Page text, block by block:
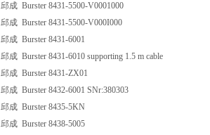
邱成 Burster 8431-5500-V0001000
邱成 Burster 8431-5500-V000I000
邱成 Burster 8431-6001
邱成 Burster 8431-6010 supporting 1.5 m cable
邱成 Burster 8431-ZX01
邱成 Burster 8432-6001 SNr:380303
邱成 Burster 8435-5KN
邱成 Burster 8438-5005